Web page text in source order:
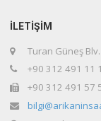
İLETİŞİM
Turan Güneş
+90 312 491 11
+90 312 491 57